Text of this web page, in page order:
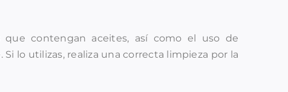
que contengan aceites, así como el uso de
lo utilizas, realiza una correcta limpieza por la